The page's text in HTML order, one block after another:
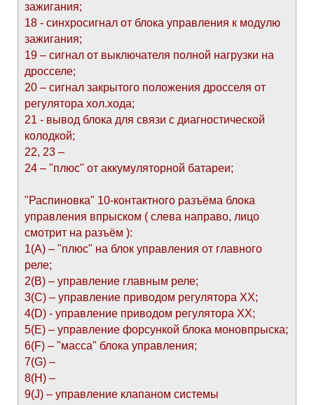
зажигания;
18 - синхросигнал от блока управления к модулю
зажигания;
19 – сигнал от выключателя полной нагрузки на
дросселе;
20 – сигнал закрытого положения дросселя от
регулятора хол.хода;
21 - вывод блока для связи с диагностической
колодкой;
22, 23 –
24 – "плюс" от аккумуляторной батареи;
"Распиновка" 10-контактного разъёма блока
управления впрыском ( слева направо, лицо
смотрит на разъём ):
1(А) – "плюс" на блок управления от главного
реле;
2(В) – управление главным реле;
3(С) – управление приводом регулятора ХХ;
4(D) - управление приводом регулятора ХХ;
5(E) – управление форсункой блока моновпрыска;
6(F) – "масса" блока управления;
7(G) –
8(H) –
9(J) – управление клапаном системы